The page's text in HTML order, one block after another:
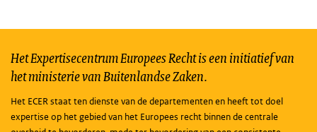
Het Expertisecentrum Europees Recht is een initiatief van
het ministerie van Buitenlandse Zaken.
Het ECER staat ten dienste van de departementen en heeft tot doel
expertise op het gebied van het Europees recht binnen de centrale